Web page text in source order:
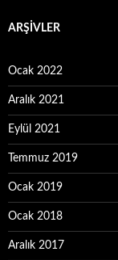
ARŞIVLER
Ocak 2022
Aralık 2021
Eylül 2021
Temmuz 2019
Ocak 2019
Ocak 2018
Aralık 2017